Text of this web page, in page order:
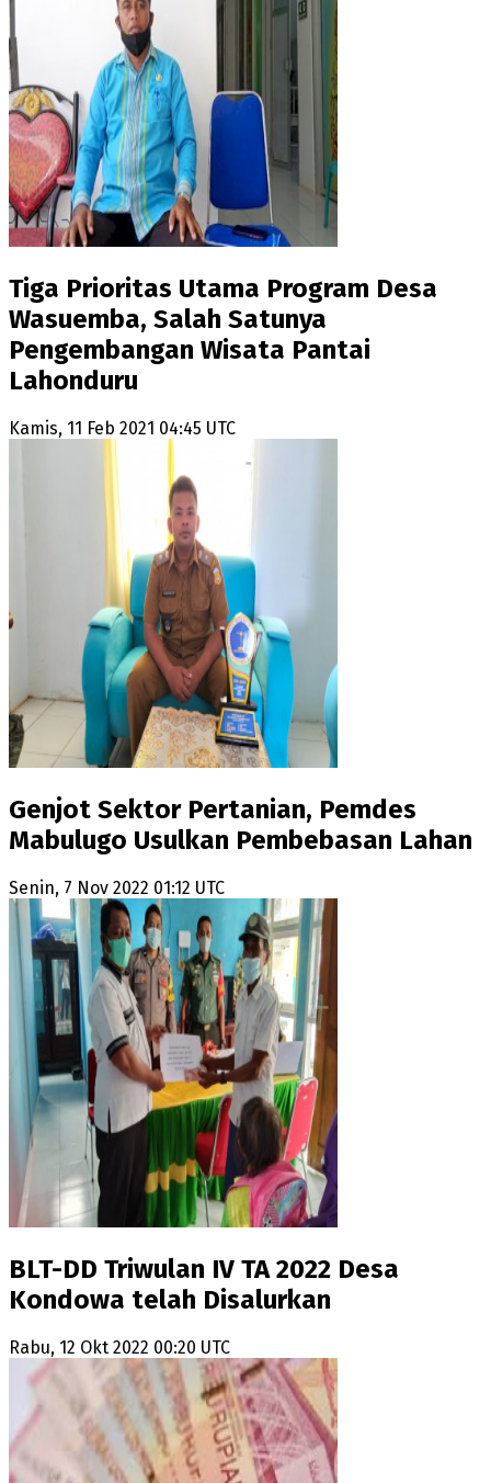
Tiga Prioritas Utama Program Desa
Wasuemba, Salah Satunya
Pengembangan Wisata Pantai
Lahonduru
Kamis, 11 Feb 2021 04:45 UTC
Genjot Sektor Pertanian, Pemdes
Mabulugo Usulkan Pembebasan Lahan
Senin, 7 Nov 2022 01:12 UTC
BLT-DD Triwulan IV TA 2022 Desa
Kondowa telah Disalurkan
Rabu, 12 Okt 2022 00:20 UTC